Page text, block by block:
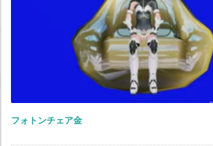
フォトンチェア金